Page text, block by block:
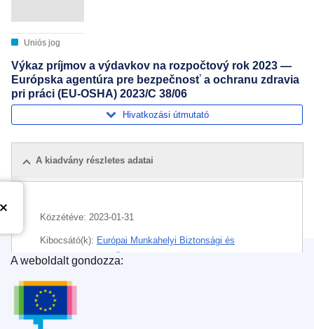
Uniós jog
Výkaz príjmov a výdavkov na rozpočtový rok 2023 —
Európska agentúra pre bezpečnosť a ochranu zdravia
pri práci (EU-OSHA) 2023/C 38/06
Hivatkozási útmutató
A kiadvány részletes adatai
Közzétéve: 2023-01-31
Kibocsátó(k): Európai Munkahelyi Biztonsági és
Egészségvédelmi Ügynökség
Témakör:
források
Az Európai Unió Kiadóhivatala
A weboldalt gondozza: